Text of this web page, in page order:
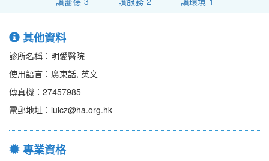
其他資料
診所名稱：明愛醫院
使用語言：廣東話, 英文
傳真機：27457985
電郵地址：luicz@ha.org.hk
專業資格